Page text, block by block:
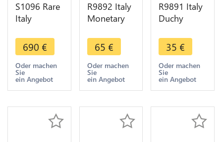
S1096 Rare
Italy
Kronenthaler
1793 Milan
PCGS AU58
Lustre ->
Make offer
690 €
Oder machen
Sie
ein Angebot
R9892 Italy
Monetary
Poids
Monetaire 2
Pistole V D
IIII c. 1500
65 €
Oder machen
Sie
ein Angebot
R9891 Italy
Duchy
Soldi
Vittorio
Amadeo III
1794 ->
Make Offer
35 €
Oder machen
Sie
ein Angebot